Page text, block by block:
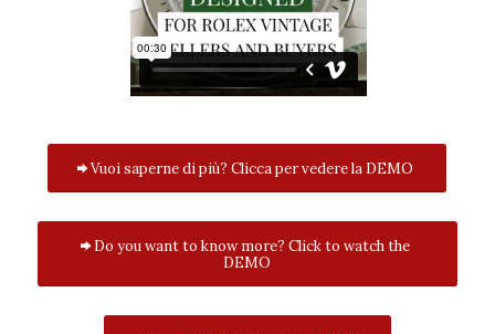
Vuoi saperne di più? Clicca per vedere la DEMO
Do you want to know more? Click to watch the
DEMO